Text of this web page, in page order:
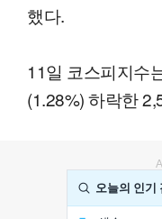
했다.
11일 코스피지수
(1.28%) 하락한